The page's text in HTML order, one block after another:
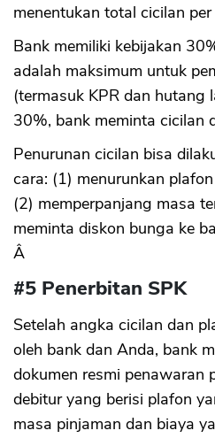
menentukan total cicilan per
Bank memiliki kebijakan
adalah maksimum untuk
(termasuk KPR dan hutang
30%, bank meminta cicilan
Penurunan cicilan bisa
cara: (1) menurunkan
(2) memperpanjang masa
meminta diskon bunga ke
Â
#5 Penerbitan SPK
Setelah angka cicilan dan
oleh bank dan Anda, bank
dokumen resmi penawaran
debitur yang berisi plafon
masa pinjaman dan biaya